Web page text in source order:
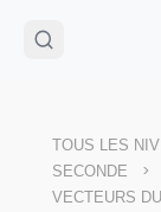
🌴Cahier de
TOUS LES
SECONDE >
VECTEURS